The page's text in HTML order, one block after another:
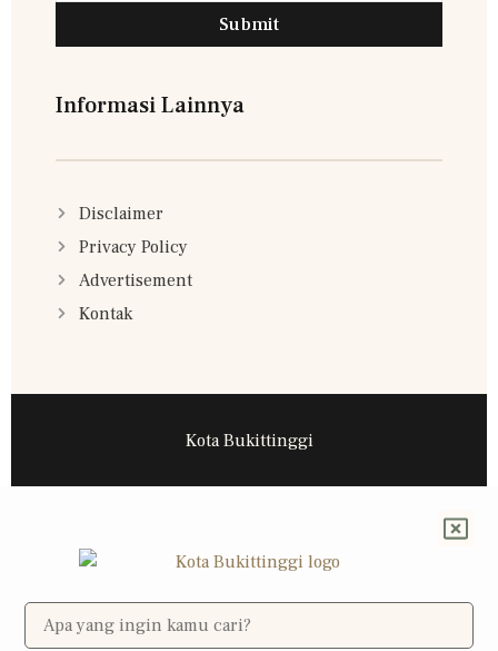
Submit
Informasi Lainnya
Disclaimer
Privacy Policy
Advertisement
Kontak
Kota Bukittinggi